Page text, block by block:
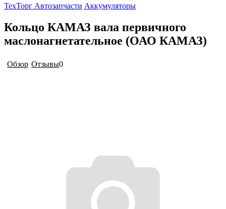
ТехТорг Автозапчасти Аккумуляторы
Кольцо КАМАЗ вала первичного
маслонагнетательное (ОАО КАМАЗ)
Обзор Отзывы0